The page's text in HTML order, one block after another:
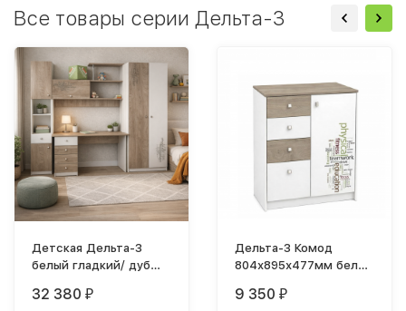
Все товары серии Дельта-3
Детская Дельта-3
белый гладкий/ дуб
32 380 ₽
Дельта-3 Комод
804х895х477мм белый
9 350 ₽